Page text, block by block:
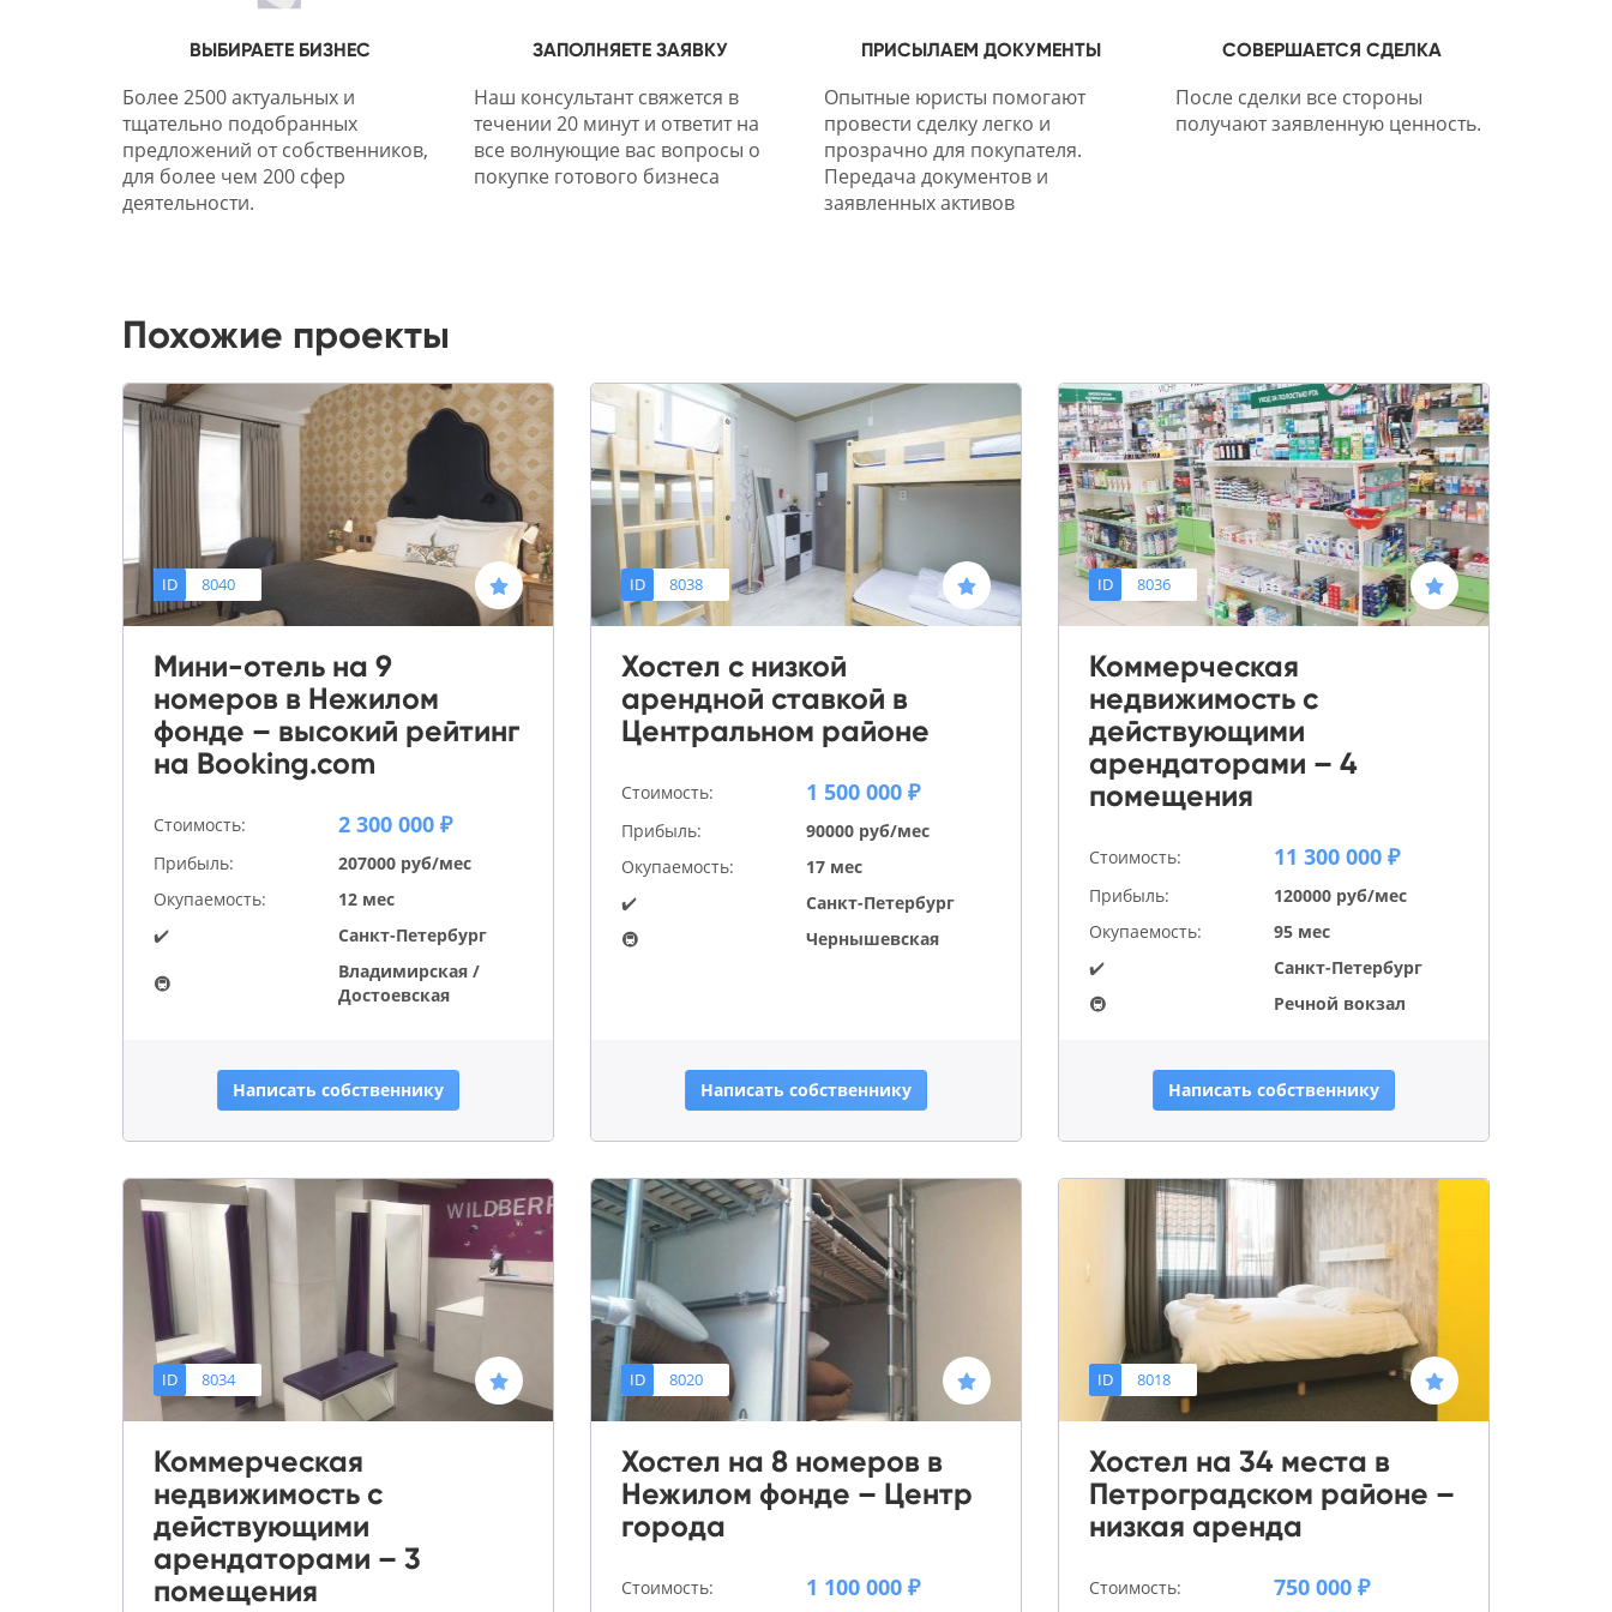
ВЫБИРАЕТЕ БИЗНЕС
Более 2500 актуальных и
тщательно подобранных
предложений от собственников,
для более чем 200 сфер
деятельности.
ЗАПОЛНЯЕТЕ ЗАЯВКУ
Наш консультант свяжется в
течении 20 минут и ответит на
все волнующие вас вопросы о
покупке готового бизнеса
ПРИСЫЛАЕМ ДОКУМЕНТЫ
Опытные юристы помогают
провести сделку легко и
прозрачно для покупателя.
Передача документов и
заявленных активов
СОВЕРШАЕТСЯ СДЕЛКА
После сделки все стороны
получают заявленную ценность.
Похожие проекты
ID 8040
Мини-отель на 9
номеров в Нежилом
фонде – высокий рейтинг
на Booking.com
Стоимость: 2 300 000 ₽
Прибыль:
207000 руб/мес
Окупаемость:
12 мес
✔️
Санкт-Петербург
🚇
Владимирская /
Достоевская
Написать собственнику
ID 8038
Хостел с низкой
арендной ставкой в
Центральном районе
Стоимость: 1 500 000 ₽
Прибыль:
90000 руб/мес
Окупаемость:
17 мес
✔️
Санкт-Петербург
🚇
Чернышевская
Написать собственнику
ID 8036
Коммерческая
недвижимость с
действующими
арендаторами – 4
помещения
Стоимость: 11 300 000 ₽
Прибыль:
120000 руб/мес
Окупаемость:
95 мес
✔️
Санкт-Петербург
🚇
Речной вокзал
Написать собственнику
ID 8034
Коммерческая
недвижимость с
действующими
арендаторами – 3
помещения
ID 8020
Хостел на 8 номеров в
Нежилом фонде – Центр
города
Стоимость: 1 100 000 ₽
ID 8018
Хостел на 34 места в
Петроградском районе –
низкая аренда
Стоимость: 750 000 ₽